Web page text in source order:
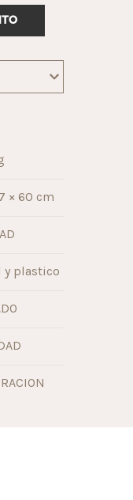
× 60 cm
y plastico